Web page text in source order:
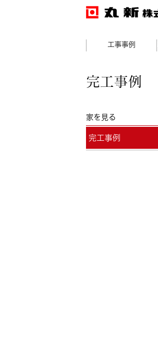
工事事例
完工事例
家を見る
完工事例